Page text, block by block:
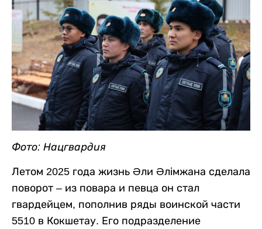
Фото: Нацгвардия
Летом 2025 года жизнь Әли Әлімжана сделала
поворот – из повара и певца он стал
гвардейцем, пополнив ряды воинской части
5510 в Кокшетау. Его подразделение